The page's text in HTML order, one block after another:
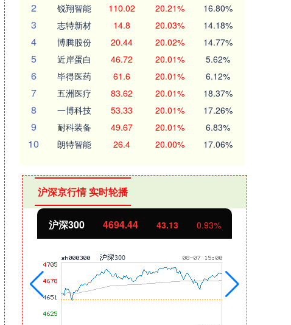
2 锐翔智能 110.02 20.21% 16.80%
3 志特新材 14.8 20.03% 14.18%
4 博腾股份 20.44 20.02% 14.77%
5 近岸蛋白 46.72 20.01% 5.62%
6 毕得医药 61.6 20.01% 6.12%
7 五洲医疗 83.62 20.01% 18.37%
8 一博科技 53.33 20.01% 17.26%
9 耐科装备 49.67 20.01% 6.83%
10 朗特智能 26.4 20.00% 17.06%
沪深京行情 实时轮播
沪深300 4694.44 43.13 0.93%